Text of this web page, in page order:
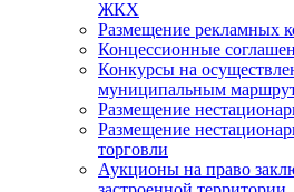
ЖКХ
Размещение рекламных
Концессионные
Конкурсы на
муниципальным
Размещение
Размещение
торговли
Аукционы на право